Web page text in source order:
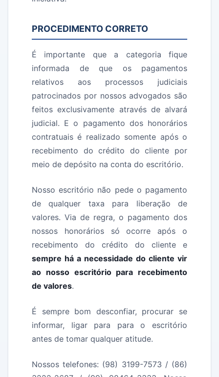
PROCEDIMENTO CORRETO
É importante que a categoria fique
informada de que os pagamentos
relativos aos processos judiciais
patrocinados por nossos advogados são
feitos exclusivamente através de alvará
judicial. E o pagamento dos honorários
contratuais é realizado somente após o
recebimento do crédito do cliente por
meio de depósito na conta do escritório.
Nosso escritório não pede o pagamento
de qualquer taxa para liberação de
valores. Via de regra, o pagamento dos
nossos honorários só ocorre após o
recebimento do crédito do cliente e
sempre há a necessidade do cliente vir
ao nosso escritório para recebimento
de valores.
É sempre bom desconfiar, procurar se
informar, ligar para para o escritório
antes de tomar qualquer atitude.
Nossos telefones: (98) 3199-7573 / (86)